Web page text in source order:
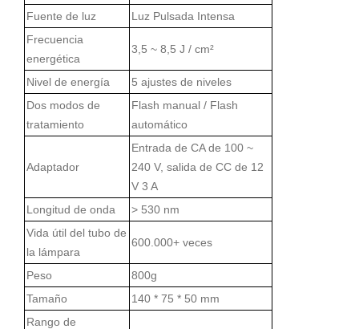
Fuente de luz
Luz Pulsada Intensa
Frecuencia
energética
3,5 ~ 8,5 J / cm²
Nivel de energía
5 ajustes de niveles
Dos modos de
tratamiento
Flash manual / Flash
automático
Adaptador
Entrada de CA de 100 ~
240 V, salida de CC de 12
V 3 A
Longitud de onda
> 530 nm
Vida útil del tubo de
la lámpara
600.000+ veces
Peso
800g
Tamaño
140 * 75 * 50 mm
Rango de